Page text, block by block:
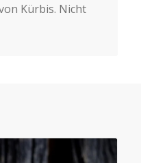
Kürbis. Nicht